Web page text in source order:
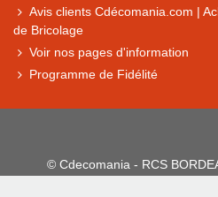
Avis clients Cdécomania.com |
de Bricolage
Voir nos pages d'information
Programme de Fidélité
© Cdecomania - RCS